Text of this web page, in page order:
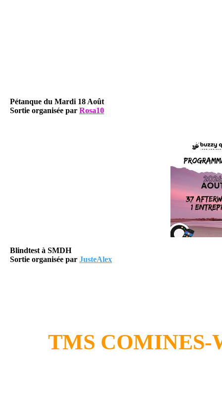
Pétanque du Mardi 18 Août
Sortie organisée par Rosa10
Blindtest à SMDH
Sortie organisée par JusteAlex
TMS COMINES-